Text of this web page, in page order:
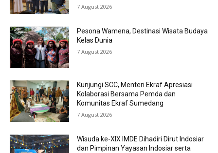
7 August 2026
Pesona Wamena, Destinasi Wisata Budaya
Kelas Dunia
7 August 2026
Kunjungi SCC, Menteri Ekraf Apresiasi
Kolaborasi Bersama Pemda dan
Komunitas Ekraf Sumedang
7 August 2026
Wisuda ke-XIX IMDE Dihadiri Dirut Indosiar
dan Pimpinan Yayasan Indosiar serta